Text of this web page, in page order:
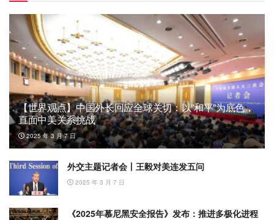
【世界观点】中国外长回应全球关切：以”和平”为底色，
直面中美关系挑战
2025 年 3 月 7 日
外交主题记者会丨王毅对美连发五问
2025 年 3 月 7 日
《2025年慕尼黑安全报告》发布：推进多极化进程